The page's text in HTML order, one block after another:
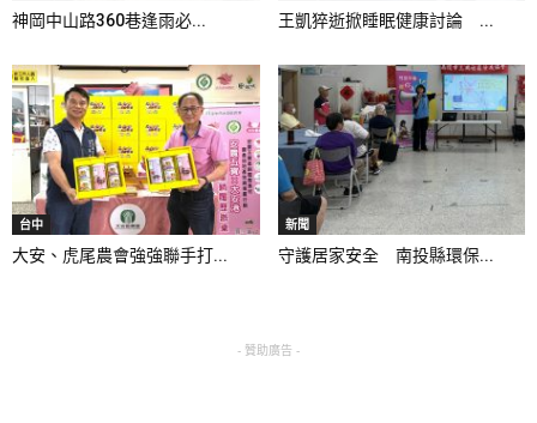
神岡中山路360巷逢雨必... 王凱猝逝掀睡眠健康討論 ...
台中
大安、虎尾農會強強聯手打...
新聞
守護居家安全 南投縣環保...
- 贊助廣告 -